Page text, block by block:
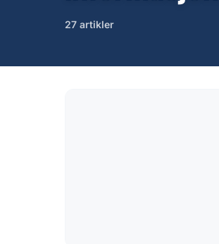
27 artikler